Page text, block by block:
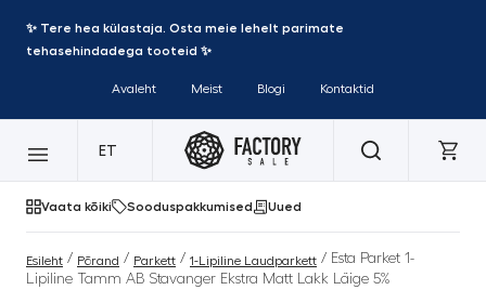
✨ Tere hea külastaja. Osta meie lehelt parimate
tehasehindadega tooteid ✨
Avaleht Meist Blogi Kontaktid
ET
Vaata kõiki Sooduspakkumised Uued
Esileht / Põrand / Parkett / 1-Lipiline Laudparkett / Esta Parket 1-
Lipiline Tamm AB Stavanger Ekstra Matt Lakk Läige 5%